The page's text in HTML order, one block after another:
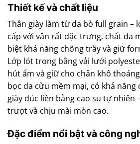
Thiết kế và chất liệu
Thân giày làm từ da bò full grain –
cấp với vân rất đặc trưng, chất da
biệt khả năng chống trầy và giữ
Lớp lót trong bằng vải lưới
hút ẩm và giữ cho chân khô
bọc da cừu mềm mại, có khả
giày đúc liền bằng cao su tự nhiên
trượt và chịu mài mòn cao.
Đặc điểm nổi bật và công